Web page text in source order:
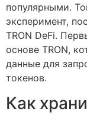
популярными.
эксперимент,
TRON DeFi.
основе TRON,
данные для
токенов.
Как